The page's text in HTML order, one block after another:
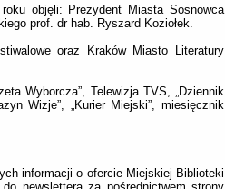
roku objęli: Prezydent Miasta Sosnowca
prof. dr hab. Ryszard Koziołek.
oraz Kraków Miasto Literatury
Wyborcza”, Telewizja TVS, „Dziennik
Wizje”, „Kurier Miejski”, miesięcznik
informacji o ofercie Miejskiej Biblioteki